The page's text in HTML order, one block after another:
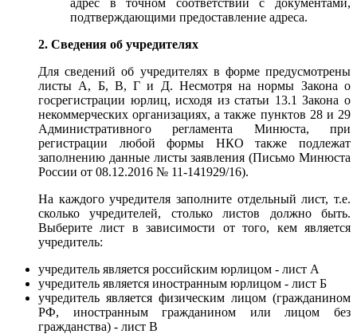
подтверждающими предоставление адреса.
2. Сведения об учредителях
Для сведений об учредителях в форме предусмотрены
листы А, Б, В, Г и Д. Несмотря на нормы Закона о
госрегистрации юрлиц, исходя из статьи 13.1 Закона о
некоммерческих организациях, а также пунктов 28 и 29
Административного регламента Минюста, при
регистрации любой формы НКО также подлежат
заполнению данные листы заявления (Письмо Минюста
России от 08.12.2016 № 11-141929/16).
На каждого учредителя заполните отдельный лист, т.е.
сколько учредителей, столько листов должно быть.
Выберите лист в зависимости от того, кем является
учредитель:
учредитель является российским юрлицом - лист А
учредитель является иностранным юрлицом - лист Б
учредитель является физическим лицом (гражданином
РФ, иностранным гражданином или лицом без
гражданства) - лист В